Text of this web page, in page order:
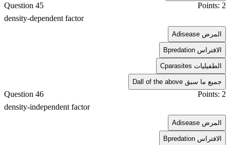
Question 45
Points: 2
density-dependent factor
A disease المرض
B predation الافتراس
C parasites الطفيليات
D all of the above جميع ما سبق
Question 46
Points: 2
density-independent factor
A disease المرض
B predation الافتراس